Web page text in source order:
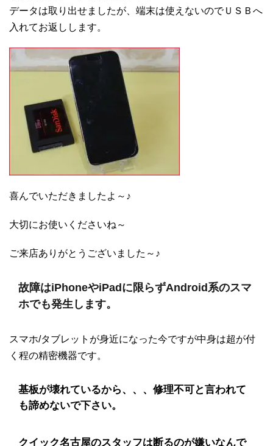
データは取り出せましたが、端末は使えないのでＵＳＢへ
入れてお返しします。
喜んでいただきましたよ～♪
大切にお使いくださいね～
ご来店ありがとうございました～♪
故障はiPhoneやiPadに限らずAndroid系のスマ
ホでも発生します。
スマホ/タブレットが身近になった今ですが中身は超が付
く程の精密機器です。
基板が壊れているから、、、修理不可と言われて
も諦めないで下さい。
クイック名古屋のスタッフは断るのが嫌いなんで